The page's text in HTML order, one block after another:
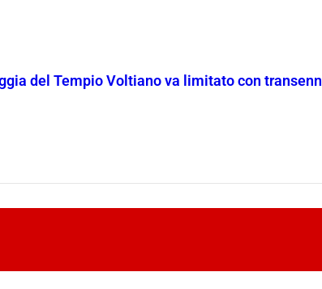
del Tempio Voltiano va limitato con